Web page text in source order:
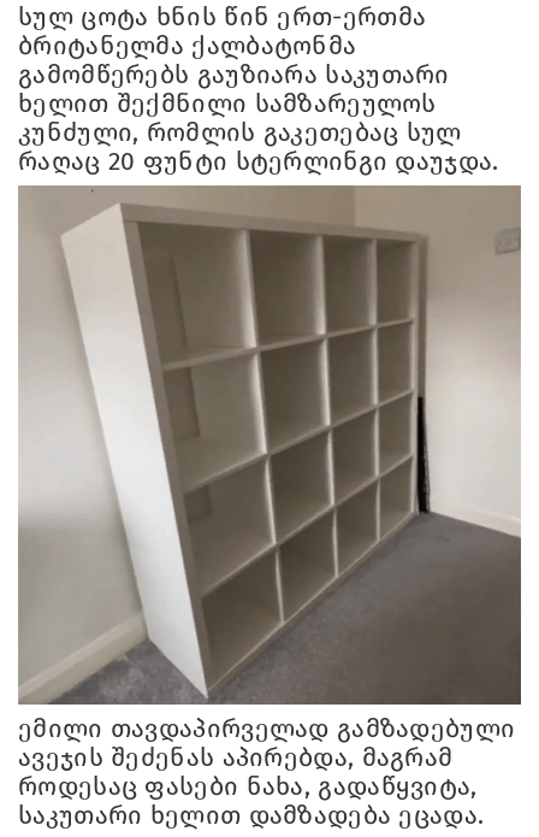
სულ ცოტა ხნის წინ ერთ-ერთმა
ბრიტანელმა ქალბატონმა
გამომწერებს გაუზიარა საკუთარი
ხელით შექმნილი სამზარეულოს
კუნძული, რომლის გაკეთებაც სულ
რაღაც 20 ფუნტი სტერლინგი დაუჯდა.
ემილი თავდაპირველად გამზადებული
ავეჯის შეძენას აპირებდა, მაგრამ
როდესაც ფასები ნახა, გადაწყვიტა,
საკუთარი ხელით დამზადება ეცადა.